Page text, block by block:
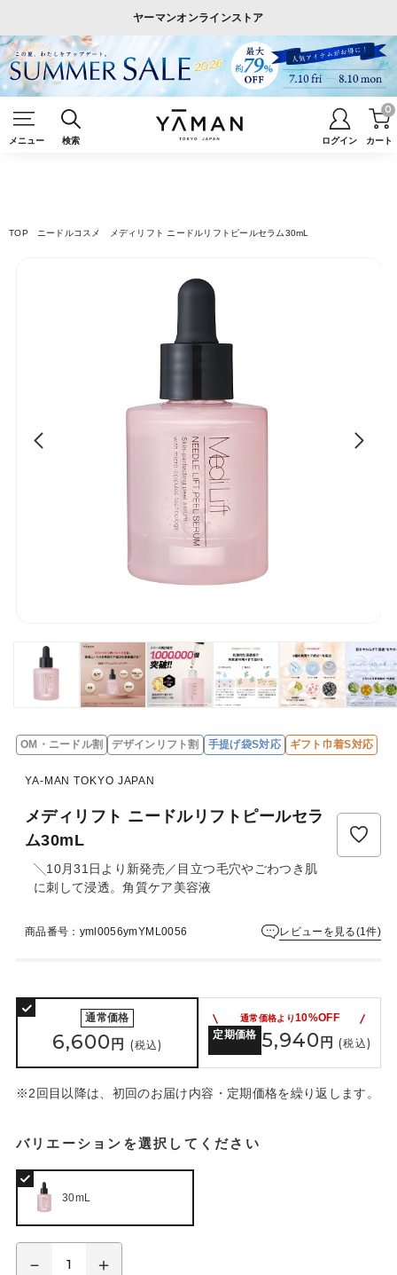
ヤーマンオンラインストア
メニュー 検索 ログイン カート
0
TOP ニードルコスメ メディリフト ニードルリフトピールセラム30mL
OM・ニードル割 デザインリフト割 手提げ袋S対応 ギフト巾着S対応
YA-MAN TOKYO JAPAN
メディリフト ニードルリフトピールセラ
ム30mL
╲10月31日より新発売／目立つ毛穴やごわつき肌
に刺して浸透。角質ケア美容液
商品番号：yml0056ymYML0056 レビューを見る(1件)
通常価格
6,600 円 (税込)
通常価格より10%OFF
定期価格 5,940 円 (税込)
※2回目以降は、初回のお届け内容・定期価格を繰り返します。
バリエーションを選択してください
30mL